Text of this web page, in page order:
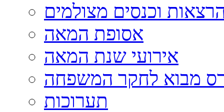
וכנסים מצולמים
אסופת המאה
אירועי שנת המאה
מבוא לחקר המשפחה
תערוכות